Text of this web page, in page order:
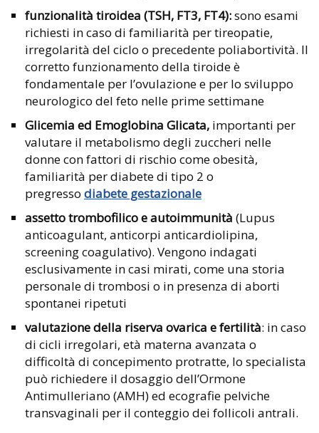
funzionalità tiroidea (TSH, FT3, FT4):sono esami
richiesti in caso di familiarità per tireopatie,
irregolarità del ciclo o precedente poliabortività. Il
corretto funzionamento della tiroide è
fondamentale per l’ovulazione e per lo sviluppo
neurologico del feto nelle prime settimane
Glicemia ed Emoglobina Glicata, importanti per
valutare il metabolismo degli zuccheri nelle
donne con fattori di rischio come obesità,
familiarità per diabete di tipo 2 o
pregresso diabete gestazionale
assetto trombofilico e autoimmunità (Lupus
anticoagulant, anticorpi anticardiolipina,
screening coagulativo). Vengono indagati
esclusivamente in casi mirati, come una storia
personale di trombosi o in presenza di aborti
spontanei ripetuti
valutazione della riserva ovarica e fertilità: in caso
di cicli irregolari, età materna avanzata o
difficoltà di concepimento protratte, lo specialista
può richiedere il dosaggio dell’Ormone
Antimulleriano (AMH) ed ecografie pelviche
transvaginali per il conteggio dei follicoli antrali.